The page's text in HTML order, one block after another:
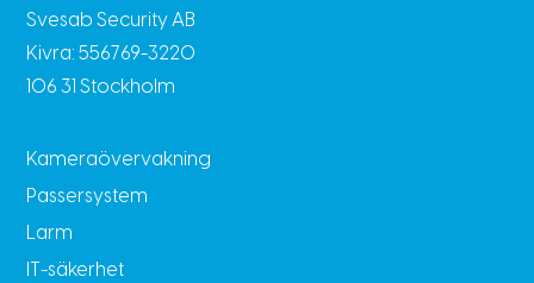
Svesab Security AB
Kivra: 556769-3220
106 31 Stockholm
Kameraövervakning
Passersystem
Larm
IT-säkerhet